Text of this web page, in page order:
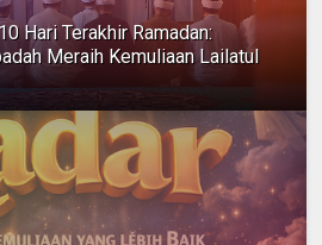
Hari Terakhir Ramadan:
Meraih Kemuliaan Lailatul